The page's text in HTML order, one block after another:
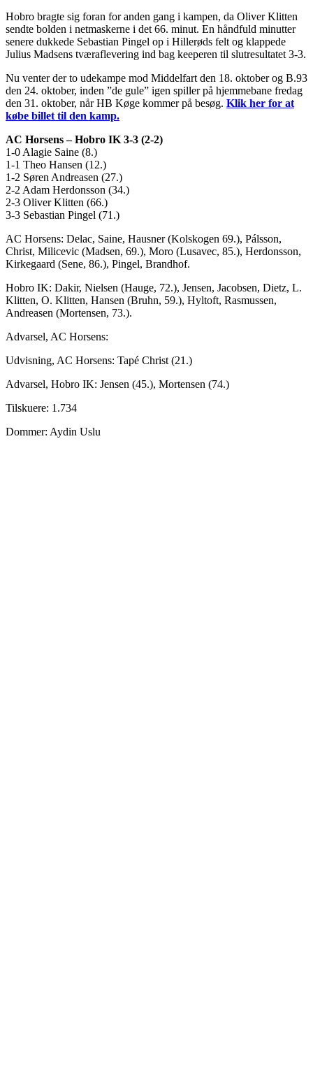
Hobro bragte sig foran for anden gang i kampen, da Oliver Klitten
sendte bolden i netmaskerne i det 66. minut. En håndfuld minutter
senere dukkede Sebastian Pingel op i Hillerøds felt og klappede
Julius Madsens tværaflevering ind bag keeperen til slutresultatet 3-3.
Nu venter der to udekampe mod Middelfart den 18. oktober og B.93
den 24. oktober, inden ”de gule” igen spiller på hjemmebane fredag
den 31. oktober, når HB Køge kommer på besøg. Klik her for at
købe billet til den kamp.
AC Horsens – Hobro IK 3-3 (2-2)
1-0 Alagie Saine (8.)
1-1 Theo Hansen (12.)
1-2 Søren Andreasen (27.)
2-2 Adam Herdonsson (34.)
2-3 Oliver Klitten (66.)
3-3 Sebastian Pingel (71.)
AC Horsens: Delac, Saine, Hausner (Kolskogen 69.), Pálsson,
Christ, Milicevic (Madsen, 69.), Moro (Lusavec, 85.), Herdonsson,
Kirkegaard (Sene, 86.), Pingel, Brandhof.
Hobro IK: Dakir, Nielsen (Hauge, 72.), Jensen, Jacobsen, Dietz, L.
Klitten, O. Klitten, Hansen (Bruhn, 59.), Hyltoft, Rasmussen,
Andreasen (Mortensen, 73.).
Advarsel, AC Horsens:
Udvisning, AC Horsens: Tapé Christ (21.)
Advarsel, Hobro IK: Jensen (45.), Mortensen (74.)
Tilskuere: 1.734
Dommer: Aydin Uslu